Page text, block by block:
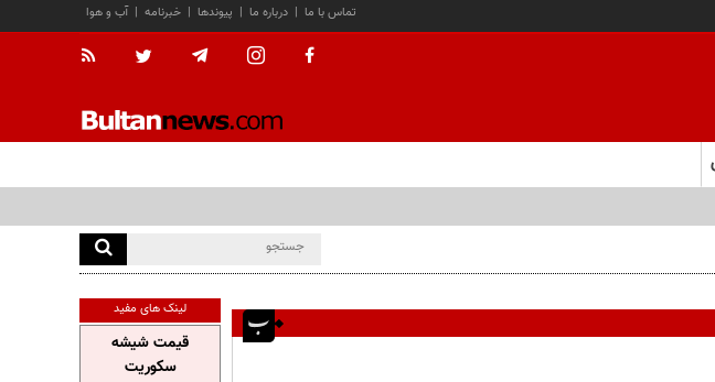
آب و هوا | خبرنامه | پیوندها | درباره ما | تماس با ما
لینک های مفید
قیمت شیشه
سکوریت